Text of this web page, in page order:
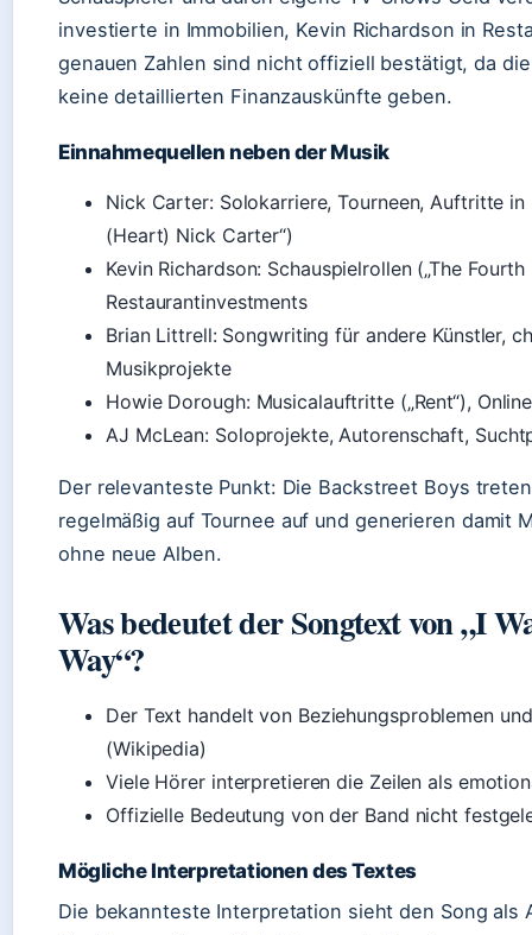
investierte in Immobilien, Kevin Richardson in
genauen Zahlen sind nicht offiziell bestätigt, da
keine detaillierten Finanzauskünfte geben.
Einnahmequellen neben der Musik
Nick Carter: Solokarriere, Tourneen, Auftritte in
(Heart) Nick Carter“)
Kevin Richardson: Schauspielrollen („The Fourth
Restaurantinvestments
Brian Littrell: Songwriting für andere Künstler,
Musikprojekte
Howie Dorough: Musicalauftritte („Rent“),
AJ McLean: Soloprojekte, Autorenschaft,
Der relevanteste Punkt: Die Backstreet Boys
regelmäßig auf Tournee auf und generieren damit
ohne neue Alben.
Was bedeutet der Songtext von „I
Way“?
Der Text handelt von Beziehungsproblemen
(Wikipedia)
Viele Hörer interpretieren die Zeilen als
Offizielle Bedeutung von der Band nicht
Mögliche Interpretationen des Textes
Die bekannteste Interpretation sieht den Song als